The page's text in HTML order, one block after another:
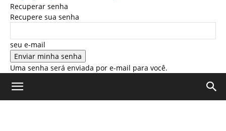
Recuperar senha
Recupere sua senha
seu e-mail
Uma senha será enviada por e-mail para você.